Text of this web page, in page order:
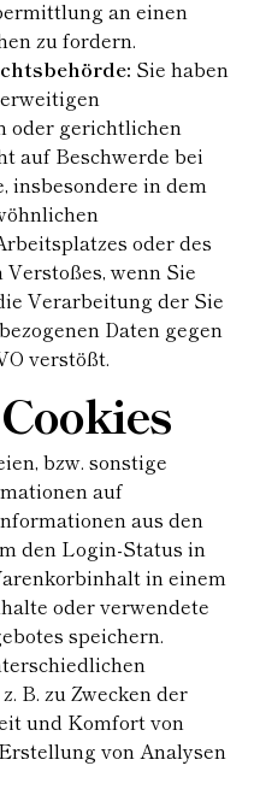
an einen
zu fordern.
Sie haben
oder gerichtlichen
auf Beschwerde bei
insbesondere in dem
oder des
wenn Sie
Verarbeitung der Sie
Daten gegen
verstößt.
bzw. sonstige
auf
aus den
den Login-Status in
in einem
oder verwendete
speichern.
B. zu Zwecken der
und Komfort von
von Analysen